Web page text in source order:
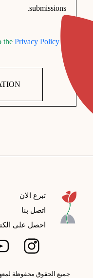
submissions.
the Privacy Policy
تبرع الان
اتصل بنا
احصل على
جميع الحقوق محفوظة لمعهد